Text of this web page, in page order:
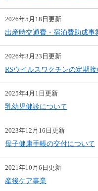
2026年5月18日更新
出産時交通費・宿泊費助成事
2026年3月23日更新
RSウイルスワクチンの定期
2025年4月1日更新
乳幼児健診について
2023年12月16日更新
母子健康手帳の交付について
2021年10月6日更新
産後ケア事業